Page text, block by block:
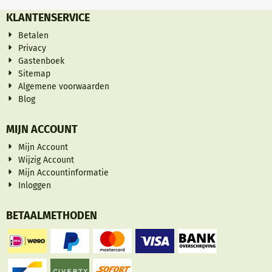
KLANTENSERVICE
Betalen
Privacy
Gastenboek
Sitemap
Algemene voorwaarden
Blog
MIJN ACCOUNT
Mijn Account
Wijzig Account
Mijn Accountinformatie
Inloggen
BETAALMETHODEN